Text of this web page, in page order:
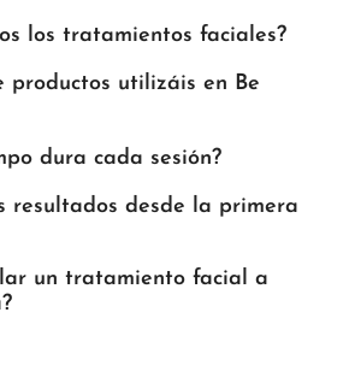
los tratamientos faciales?
productos utilizáis en Be
dura cada sesión?
resultados desde la primera
un tratamiento facial a